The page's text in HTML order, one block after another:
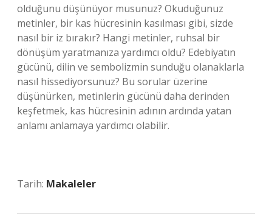
olduğunu düşünüyor musunuz? Okuduğunuz
metinler, bir kas hücresinin kasılması gibi, sizde
nasıl bir iz bırakır? Hangi metinler, ruhsal bir
dönüşüm yaratmanıza yardımcı oldu? Edebiyatın
gücünü, dilin ve sembolizmin sunduğu olanaklarla
nasıl hissediyorsunuz? Bu sorular üzerine
düşünürken, metinlerin gücünü daha derinden
keşfetmek, kas hücresinin adının ardında yatan
anlamı anlamaya yardımcı olabilir.
Tarih: Makaleler